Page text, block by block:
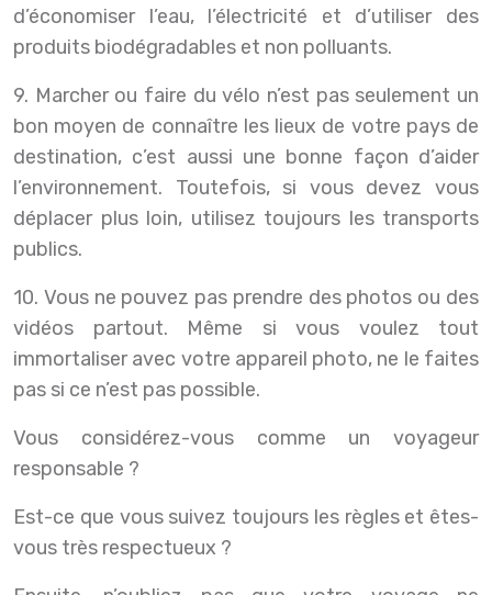
d’économiser l’eau, l’électricité et d’utiliser des
produits biodégradables et non polluants.
9. Marcher ou faire du vélo n’est pas seulement un
bon moyen de connaître les lieux de votre pays de
destination, c’est aussi une bonne façon d’aider
l’environnement. Toutefois, si vous devez vous
déplacer plus loin, utilisez toujours les transports
publics.
10. Vous ne pouvez pas prendre des photos ou des
vidéos partout. Même si vous voulez tout
immortaliser avec votre appareil photo, ne le faites
pas si ce n’est pas possible.
Vous considérez-vous comme un voyageur
responsable ?
Est-ce que vous suivez toujours les règles et êtes-
vous très respectueux ?